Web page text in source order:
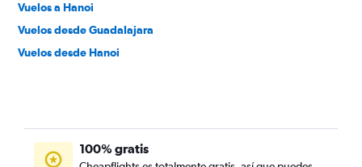
Vuelos a Hanoi
Vuelos desde Guadalajara
Vuelos desde Hanoi
100% gratis